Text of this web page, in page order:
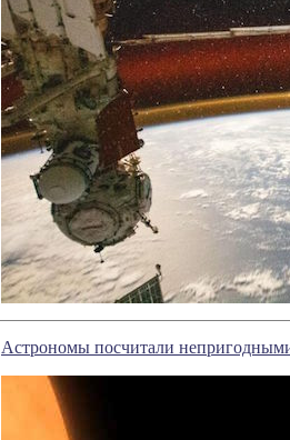
Астрономы посчитали